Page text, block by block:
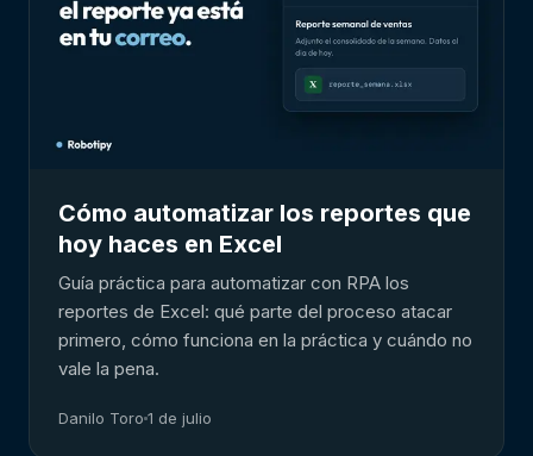
Cómo automatizar los reportes que
hoy haces en Excel
Guía práctica para automatizar con RPA los
reportes de Excel: qué parte del proceso atacar
primero, cómo funciona en la práctica y cuándo no
vale la pena.
Danilo Toro 1 de julio